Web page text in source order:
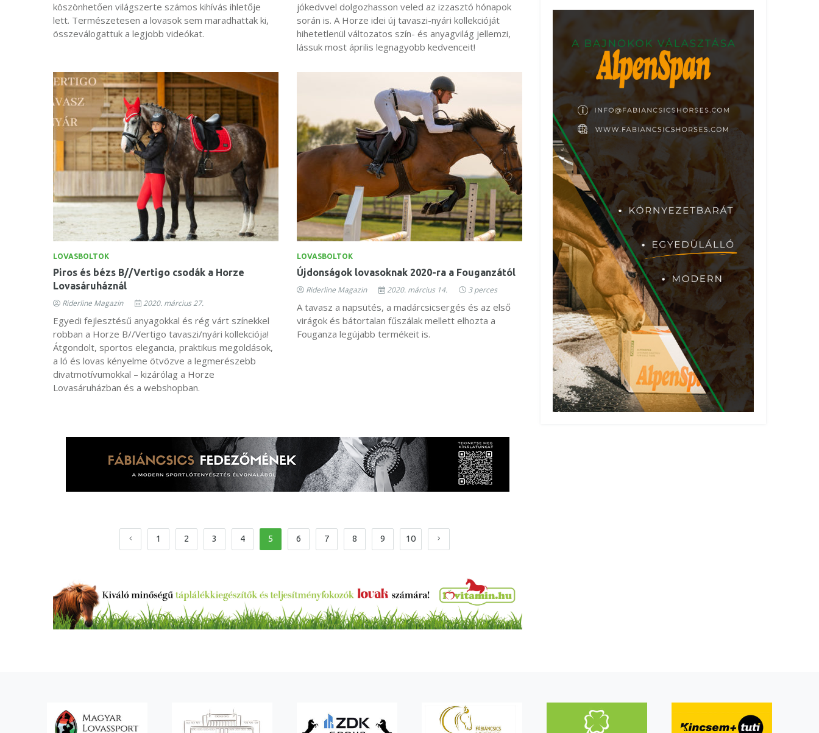
köszönhetően világszerte számos kihívás ihletője
lett. Természetesen a lovasok sem maradhattak ki,
összeválogattuk a legjobb videókat.
jókedvvel dolgozhasson veled az izzasztó hónapok
során is. A Horze idei új tavaszi-nyári kollekcióját
hihetetlenül változatos szín- és anyagvilág jellemzi,
lássuk most április legnagyobb kedvenceit!
LOVASBOLTOK
Piros és bézs B//Vertigo csodák a Horze
Lovasáruháznál
Riderline Magazin 2020. március 27.
Egyedi fejlesztésű anyagokkal és rég várt színekkel
robban a Horze B//Vertigo tavaszi/nyári kollekciója!
Átgondolt, sportos elegancia, praktikus megoldások,
a ló és lovas kényelme ötvözve a legmerészebb
divatmotívumokkal – kizárólag a Horze
Lovasáruházban és a webshopban.
LOVASBOLTOK
Újdonságok lovasoknak 2020-ra a Fouganzától
Riderline Magazin 2020. március 14. 3 perces
A tavasz a napsütés, a madárcsicsergés és az első
virágok és bátortalan fűszálak mellett elhozta a
Fouganza legújabb termékeit is.
1 2 3 4 5 6 7 8 9 10